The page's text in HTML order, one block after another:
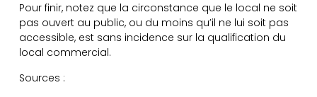
Pour finir, notez que la circonstance que le local ne soit
pas ouvert au public, ou du moins qu’il ne lui soit pas
accessible, est sans incidence sur la qualification du
local commercial.
Sources :